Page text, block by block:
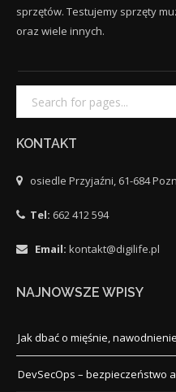
sprzętów. Testujemy sprzęty
oraz wiele innych.
KONTAKT
osiedle Przyjaźni, 61-684
Tel: 662 412 594
Email: kontakt@digilife.pl
NAJNOWSZE WPISY
Jak dbać o mięśnie,
DevSecOps – bezpieczeństwo